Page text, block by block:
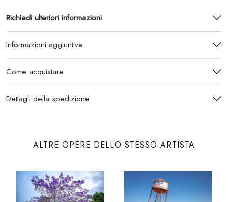
Richiedi ulteriori informazioni
Informazioni aggiuntive
Come acquistare
Dettagli della spedizione
ALTRE OPERE DELLO STESSO ARTISTA